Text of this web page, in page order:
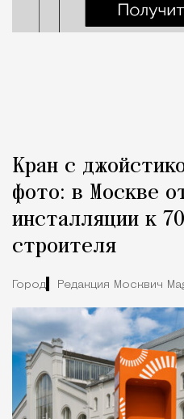
Кран с
фото: в Москве
инсталляции к
строителя
Город Редакция Москвич